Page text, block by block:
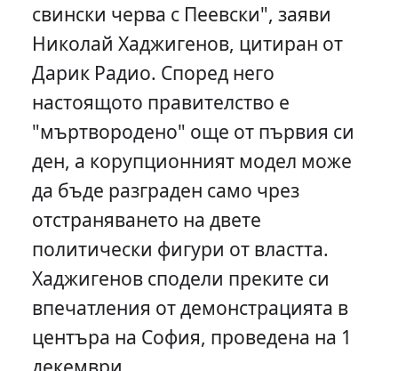
свински черва с Пеевски", заяви
Николай Хаджигенов, цитиран от
Дарик Радио. Според него
настоящото правителство е
"мъртвородено" още от първия си
ден, а корупционният модел може
да бъде разграден само чрез
отстраняването на двете
политически фигури от властта.
Хаджигенов сподели преките си
впечатления от демонстрацията в
центъра на София, проведена на 1